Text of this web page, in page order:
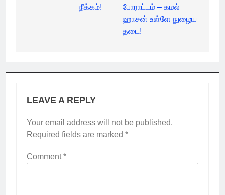
நீக்கம்!
போராட்டம் – கமல்
ஹாசன் உள்ளே நுழைய
தடை!
LEAVE A REPLY
Your email address will not be published.
Required fields are marked *
Comment*